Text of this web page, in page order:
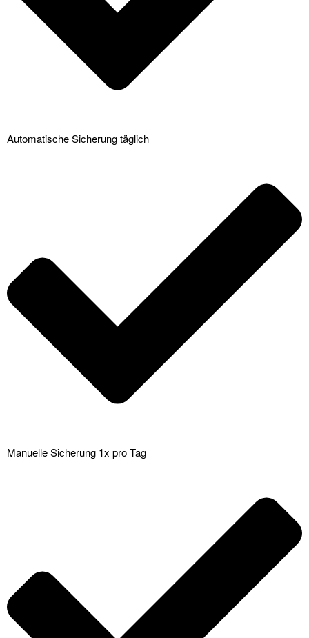
Automatische Sicherung täglich
Manuelle Sicherung 1x pro Tag